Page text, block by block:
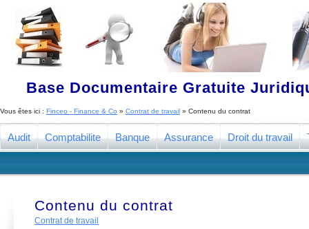
Base Documentaire Gratuite
Vous êtes ici : Finceo - Finance & Co » Contrat de travail » Contenu du contrat
Audit Comptabilite Banque Assurance Droit du travail
Contenu du contrat
Contrat de travail